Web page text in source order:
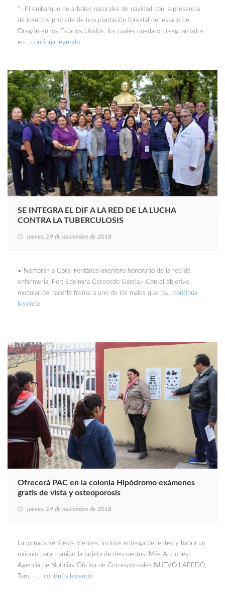
*.-El embarque de árboles naturales de navidad con la presencia
de insectos procede de una plantación forestal del estado de
Oregón en los Estados Unidos, los cuales quedaron resguardados
en… continúa leyendo
SE INTEGRA EL DIF A LA RED DE LA LUCHA
CONTRA LA TUBERCULOSIS
jueves, 29 de noviembre de 2018
• Nombran a Coral Fentánes miembro honorario de la red de
enfermería. Por: Edelmira Cerecedo García.- Con el objetivo
medular de hacerle frente a uno de los males que ha… continúa
leyendo
Ofrecerá PAC en la colonia Hipódromo exámenes
gratis de vista y osteoporosis
jueves, 29 de noviembre de 2018
La jornada será este viernes, incluye entrega de lentes y habrá un
módulo para tramitar la tarjeta de descuentos ‘Más Acciones’
Agencia de Noticias-Oficina de Corresponsales NUEVO LAREDO,
Tam. —… continúa leyendo